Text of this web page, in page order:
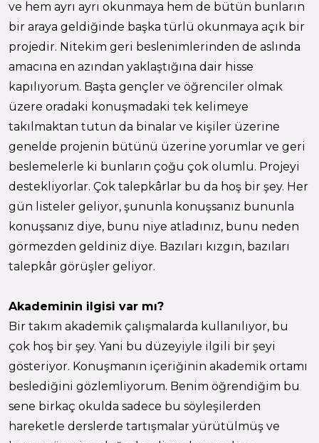
ve hem ayrı ayrı okunmaya hem de bütün bunların
bir araya geldiğinde başka türlü okunmaya açık bir
projedir. Nitekim geri beslenimlerinden de aslında
amacına en azından yaklaştığına dair hisse
kapılıyorum. Başta gençler ve öğrenciler olmak
üzere oradaki konuşmadaki tek kelimeye
takılmaktan tutun da binalar ve kişiler üzerine
genelde projenin bütünü üzerine yorumlar ve geri
beslemelerle ki bunların çoğu çok olumlu. Projeyi
destekliyorlar. Çok talepkârlar bu da hoş bir şey. Her
gün listeler geliyor, şununla konuşsanız bununla
konuşsanız diye, bunu niye atladınız, bunu neden
görmezden geldiniz diye. Bazıları kızgın, bazıları
talepkâr görüşler geliyor.
Akademinin ilgisi var mı?
Bir takım akademik çalışmalarda kullanılıyor, bu
çok hoş bir şey. Yani bu düzeyiyle ilgili bir şeyi
gösteriyor. Konuşmanın içeriğinin akademik ortamı
beslediğini gözlemliyorum. Benim öğrendiğim bu
sene birkaç okulda sadece bu söyleşilerden
hareketle derslerde tartışmalar yürütülmüş ve